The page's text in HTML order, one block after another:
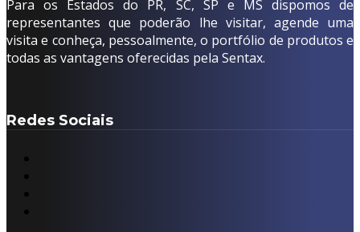
Para os Estados do PR, SC, SP e MS dispomos de
representantes que poderão lhe visitar, agende uma
visita e conheça, pessoalmente, o portfólio de produtos e
todas as vantagens oferecidas pela Sentax.
Redes Sociais